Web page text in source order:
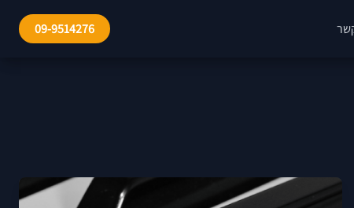
09-9514276